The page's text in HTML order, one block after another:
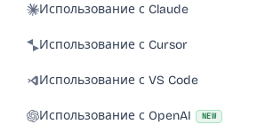
Использование с Claude
Использование с Cursor
Использование с VS Code
Использование с OpenAI NEW